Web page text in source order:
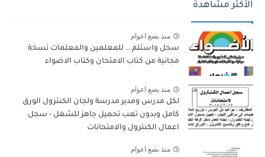
الأكثر مشاهدة
منذ بضع اعوام
سجل واستلم .. للمعلمين والمعلمات نسخة
مجانية من كتاب الامتحان وكتاب الاضواء
منذ بضع اعوام
لكل مدرس ومدير مدرسة ولجان الكنترول الورق
كامل وبدون تعب تحميل جاهز للشغل - سجل
اعمال الكنترول والامتحانات
منذ بضع اعوام